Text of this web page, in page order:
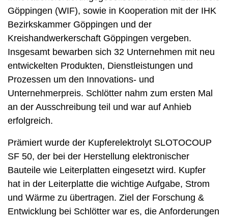
Göppingen (WIF), sowie in Kooperation mit der IHK
Bezirkskammer Göppingen und der
Kreishandwerkerschaft Göppingen vergeben.
Insgesamt bewarben sich 32 Unternehmen mit neu
entwickelten Produkten, Dienstleistungen und
Prozessen um den Innovations- und
Unternehmerpreis. Schlötter nahm zum ersten Mal
an der Ausschreibung teil und war auf Anhieb
erfolgreich.
Prämiert wurde der Kupferelektrolyt SLOTOCOUP
SF 50, der bei der Herstellung elektronischer
Bauteile wie Leiterplatten eingesetzt wird. Kupfer
hat in der Leiterplatte die wichtige Aufgabe, Strom
und Wärme zu übertragen. Ziel der Forschung &
Entwicklung bei Schlötter war es, die Anforderungen